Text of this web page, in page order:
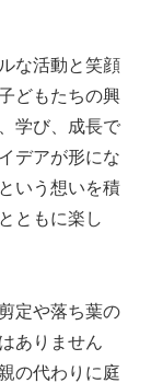
な活動と笑顔
どもたちの興
学び、成長で
デアが形にな
いう想いを積
ともに楽し
定や落ち葉の
ありません
の代わりに庭